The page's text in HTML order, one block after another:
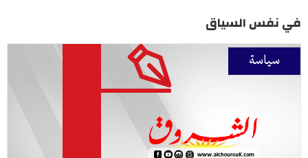
في نفس السياق
سياسة